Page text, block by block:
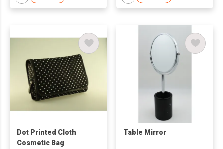
Dot Printed Cloth
Cosmetic Bag
Table Mirror